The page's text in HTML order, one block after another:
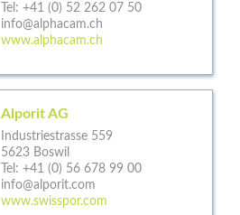
Tel: +41 (0) 52 262 07 50
info@alphacam.ch
www.alphacam.ch
Alporit AG
Industriestrasse 559
5623 Boswil
Tel: +41 (0) 56 678 99 00
info@alporit.com
www.swisspor.com